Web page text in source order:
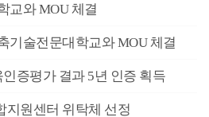
교와 MOU 체결
기술전문대학교와 MOU 체결
증평가 결과 5년 인증 획득
지원센터 위탁체 선정